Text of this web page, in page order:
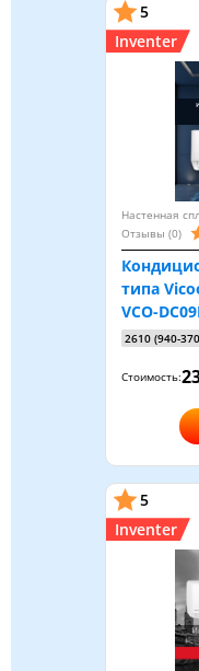
5
Inventer
Настенная
Отзывы (0)
типа
VCO-
2610 (940-
Стоимость:
5
Inventer